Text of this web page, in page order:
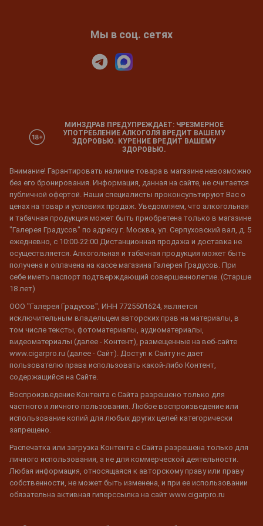
Мы в соц. сетях
МИНЗДРАВ ПРЕДУПРЕЖДАЕТ: ЧРЕЗМЕРНОЕ
УПОТРЕБЛЕНИЕ АЛКОГОЛЯ ВРЕДИТ ВАШЕМУ
ЗДОРОВЬЮ. КУРЕНИЕ ВРЕДИТ ВАШЕМУ
ЗДОРОВЬЮ.
Внимание! Гарантировать наличие товара в магазине невозможно
без его бронирования. Информация, данная на сайте, не считается
публичной офертой. Наши специалисты проконсультируют Вас о
ценах на товар и условиях продаж. Уведомляем, что алкогольная
и табачная продукция может быть приобретена только в магазине
"Галерея Градусов" по адресу г. Москва, ул. Серпуховский вал, д. 5
ежедневно, с 10:00-22:00 Дистанционная продажа и доставка не
осуществляется. Алкогольная и табачная продукция может быть
получена и оплачена на кассе магазина Галерея Градусов. При
себе иметь паспорт подтверждающий совершеннолетие. (Старше
18 лет)
ООО "Галерея Градусов", ИНН 7725501624, является
исключительным владельцем авторских прав на материалы, в
том числе тексты, фотоматериалы, аудиоматериалы,
видеоматериалы (далее - Контент), размещенные на веб-сайте
www.cigarpro.ru (далее - Сайт). Доступ к Сайту не дает
пользователю права использовать какой-либо Контент,
содержащийся на Сайте.
Воспроизведение Контента с Сайта разрешено только для
частного и личного пользования. Любое воспроизведение или
использование копий для любых других целей категорически
запрещено.
Распечатка или загрузка Контента с Сайта разрешена только для
личного использования, а не для коммерческой деятельности.
Любая информация, относящаяся к авторскому праву или праву
собственности, не может быть изменена, и при ее использовании
обязательна активная гиперссылка на сайт www.cigarpro.ru